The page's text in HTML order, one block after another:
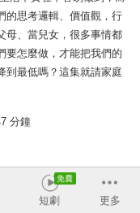
的思考邏輯、價值觀，行
母、當兒女，很多事情都
要怎麼做，才能把我們的
到最低嗎？這集就請家庭
分鐘
短劇 更多